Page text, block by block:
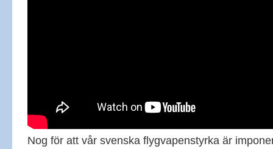
Nog för att vår svenska flygvapenstyrka är